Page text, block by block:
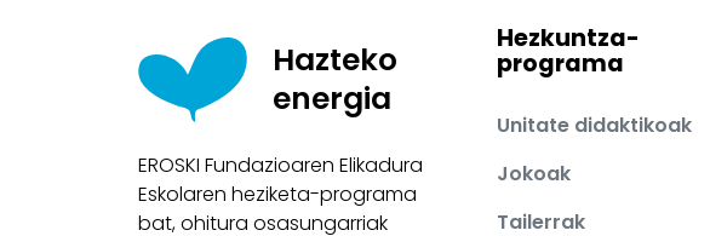
Hazteko
energia
EROSKI Fundazioaren Elikadura
Eskolaren heziketa-programa
bat, ohitura osasungarriak
Hezkuntza-
programa
Unitate didaktikoak
Jokoak
Tailerrak